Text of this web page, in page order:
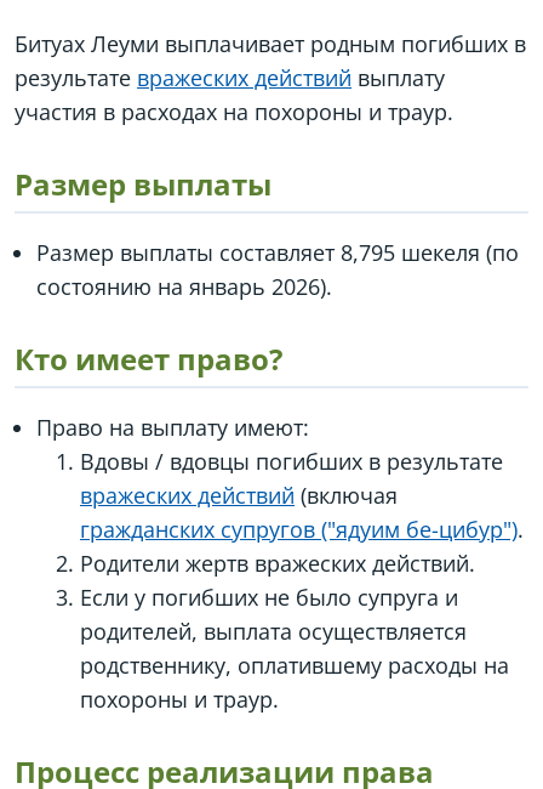
Битуах Леуми выплачивает родным погибших в
результате вражеских действий выплату
участия в расходах на похороны и траур.
Размер выплаты
Размер выплаты составляет 8,795 шекеля (по
состоянию на январь 2026).
Кто имеет право?
Право на выплату имеют:
Вдовы / вдовцы погибших в результате
вражеских действий (включая
гражданских супругов ("ядуим бе-цибур").
Родители жертв вражеских действий.
Если у погибших не было супруга и
родителей, выплата осуществляется
родственнику, оплатившему расходы на
похороны и траур.
Процесс реализации права